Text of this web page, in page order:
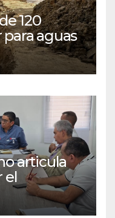
120
aguas
articula
el
y